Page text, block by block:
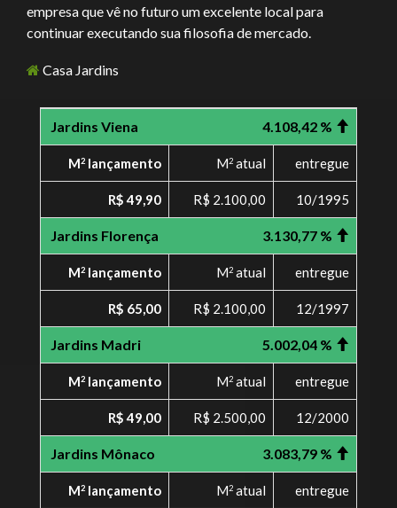
empresa que vê no futuro um excelente local para
continuar executando sua filosofia de mercado.
Casa Jardins
Jardins Viena 4.108,42 %
M2 lançamento M2 atual entregue
R$ 49,90 R$ 2.100,00 10/1995
Jardins Florença 3.130,77 %
M2 lançamento M2 atual entregue
R$ 65,00 R$ 2.100,00 12/1997
Jardins Madri 5.002,04 %
M2 lançamento M2 atual entregue
R$ 49,00 R$ 2.500,00 12/2000
Jardins Mônaco 3.083,79 %
M2 lançamento M2 atual entregue